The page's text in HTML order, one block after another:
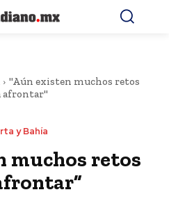
"Aún existen muchos retos
afrontar"
y Bahía
muchos retos